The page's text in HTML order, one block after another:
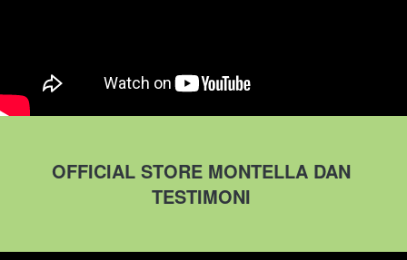
OFFICIAL STORE MONTELLA DAN
TESTIMONI